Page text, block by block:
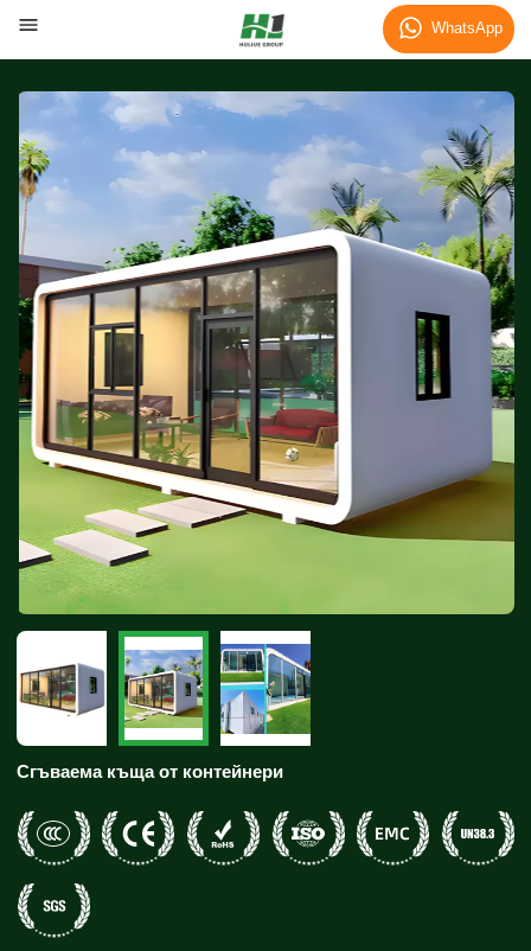
WhatsApp
Сгъваема къща от контейнери